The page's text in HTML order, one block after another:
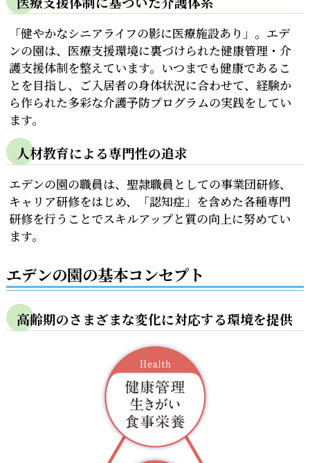
「健やかなシニアライフの影に医療施設あり」。エデ
ンの園は、医療支援環境に裏づけられた健康管理・介
護支援体制を整えています。いつまでも健康であるこ
とを目指し、ご入居者の身体状況に合わせて、経験か
ら作られた多彩な介護予防プログラムの実践をしてい
ます。
人材教育による専門性の追求
エデンの園の職員は、聖隷職員としての事業団研修、
キャリア研修をはじめ、「認知症」を含めた各種専門
研修を行うことでスキルアップと質の向上に努めてい
ます。
エデンの園の基本コンセプト
高齢期のさまざまな変化に対応する環境を提供